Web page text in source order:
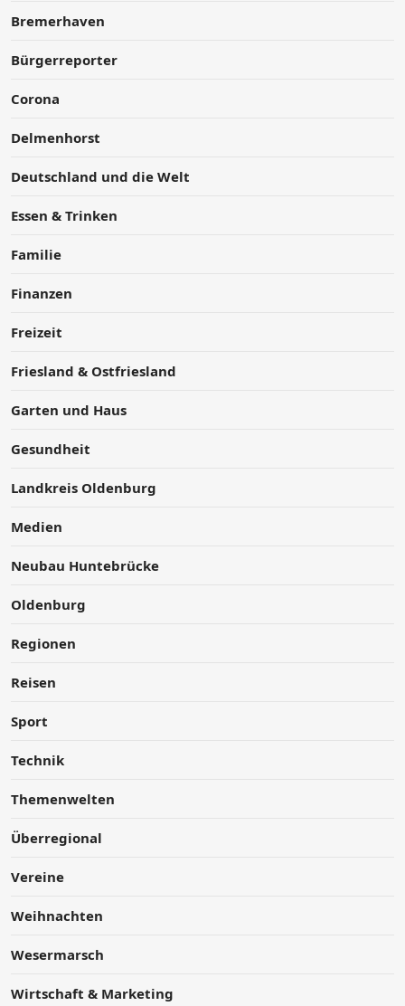
Bremerhaven
Bürgerreporter
Corona
Delmenhorst
Deutschland und die Welt
Essen & Trinken
Familie
Finanzen
Freizeit
Friesland & Ostfriesland
Garten und Haus
Gesundheit
Landkreis Oldenburg
Medien
Neubau Huntebrücke
Oldenburg
Regionen
Reisen
Sport
Technik
Themenwelten
Überregional
Vereine
Weihnachten
Wesermarsch
Wirtschaft & Marketing